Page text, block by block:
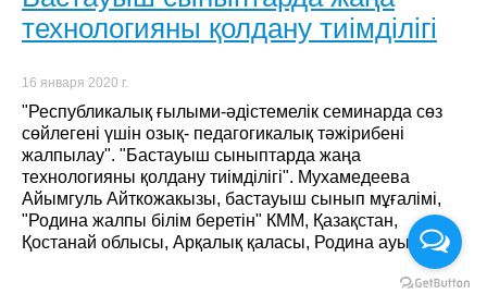
технологияны қолдану тиімділігі
16 января 2020 г.
"Республикалық ғылыми-әдістемелік семинарда сөз
сөйлегені үшін озық- педагогикалық тәжірибені
жалпылау". "Бастауыш сыныптарда жаңа
технологияны қолдану тиімділігі". Мухамедеева
Айымгуль Айткожакызы, бастауыш сынып мұғалімі,
"Родина жалпы білім беретін" КММ, Қазақстан,
Қостанай облысы, Арқалық қаласы, Родина ауылы